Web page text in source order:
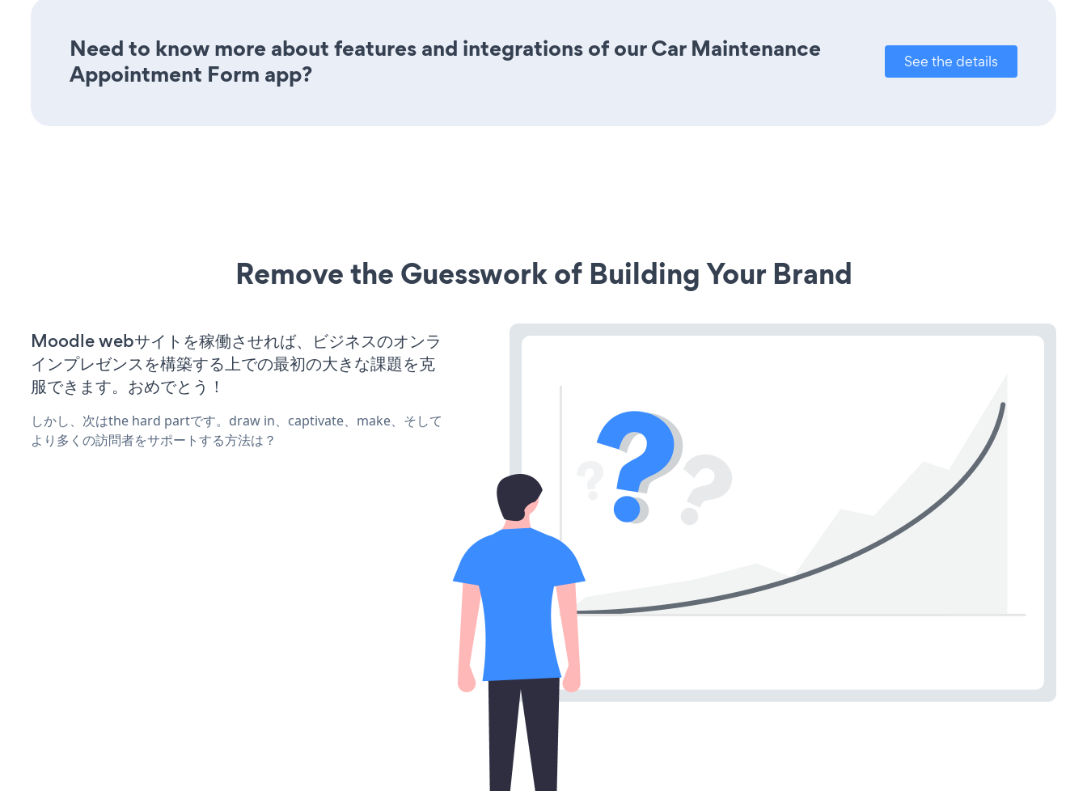
Need to know more about features and integrations of our Car Maintenance
Appointment Form app?
See the details
Remove the Guesswork of Building Your Brand
Moodle webサイトを稼働させれば、ビジネスのオンラ
インプレゼンスを構築する上での最初の大きな課題を克
服できます。おめでとう！
しかし、次はthe hard partです。draw in、captivate、make、そして
より多くの訪問者をサポートする方法は？